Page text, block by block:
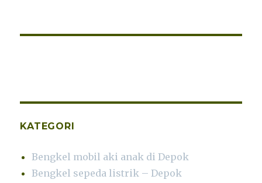
KATEGORI
Bengkel mobil aki anak di Depok
Bengkel sepeda listrik – Depok